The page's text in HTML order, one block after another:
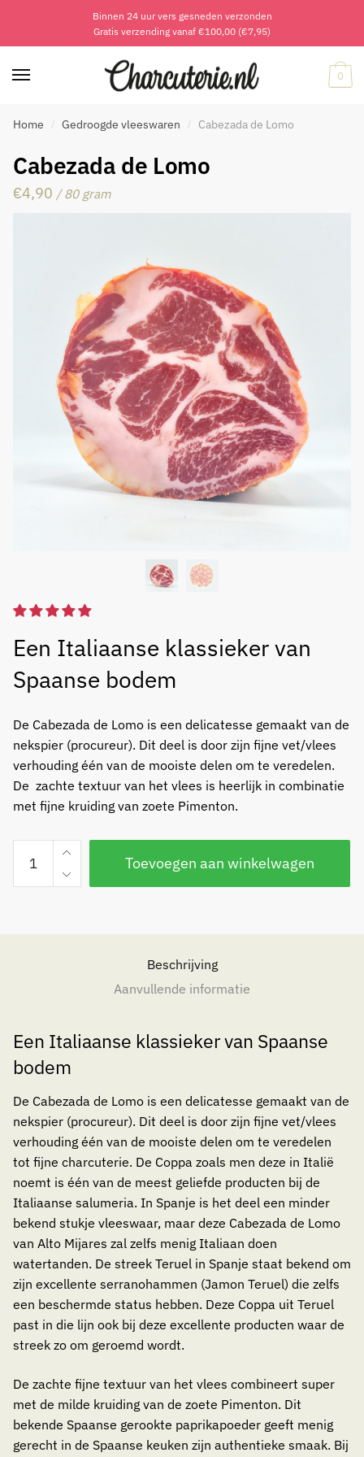
navigation
content
Binnen 24 uur vers gesneden verzonden
Gratis verzending vanaf €100,00 (€7,95)
0
Home / Gedroogde vleeswaren / Cabezada de Lomo
Cabezada de Lomo
€4,90 / 80 gram
Een Italiaanse klassieker van
Spaanse bodem
De Cabezada de Lomo is een delicatesse gemaakt van de
nekspier (procureur). Dit deel is door zijn fijne vet/vlees
verhouding één van de mooiste delen om te veredelen.
De zachte textuur van het vlees is heerlijk in combinatie
met fijne kruiding van zoete Pimenton.
Cabezada
Lomo
Toevoegen aan winkelwagen
Beschrijving
Aanvullende informatie
Een Italiaanse klassieker van Spaanse
bodem
De Cabezada de Lomo is een delicatesse gemaakt van de
nekspier (procureur). Dit deel is door zijn fijne vet/vlees
verhouding één van de mooiste delen om te veredelen
tot fijne charcuterie. De Coppa zoals men deze in Italië
noemt is één van de meest geliefde producten bij de
Italiaanse salumeria. In Spanje is het deel een minder
bekend stukje vleeswaar, maar deze Cabezada de Lomo
van Alto Mijares zal zelfs menig Italiaan doen
watertanden. De streek Teruel in Spanje staat bekend om
zijn excellente serranohammen (Jamon Teruel) die zelfs
een beschermde status hebben. Deze Coppa uit Teruel
past in die lijn ook bij deze excellente producten waar de
streek zo om geroemd wordt.
De zachte fijne textuur van het vlees combineert super
met de milde kruiding van de zoete Pimenton. Dit
bekende Spaanse gerookte paprikapoeder geeft menig
gerecht in de Spaanse keuken zijn authentieke smaak. Bij